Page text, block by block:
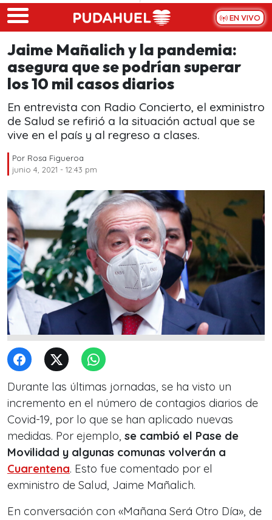
Skip to main content
EN VIVO
Jaime Mañalich y la pandemia:
asegura que se podrían superar
los 10 mil casos diarios
En entrevista con Radio Concierto, el exministro
de Salud se refirió a la situación actual que se
vive en el país y al regreso a clases.
Por Rosa Figueroa
junio 4, 2021 - 12:43 pm
Durante las últimas jornadas, se ha visto un
incremento en el número de contagios diarios de
Covid-19, por lo que se han aplicado nuevas
medidas. Por ejemplo, se cambió el Pase de
Movilidad y algunas comunas volverán a
Cuarentena. Esto fue comentado por el
exministro de Salud, Jaime Mañalich.
En conversación con «Mañana Será Otro Día», de